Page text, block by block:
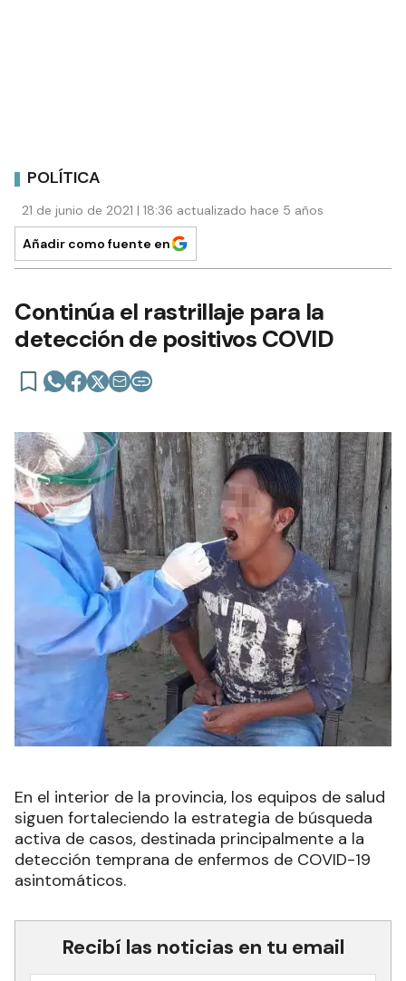
POLÍTICA
21 de junio de 2021 | 18:36 actualizado hace 5 años
Añadir como fuente en
Continúa el rastrillaje para la
detección de positivos COVID
En el interior de la provincia, los equipos de salud
siguen fortaleciendo la estrategia de búsqueda
activa de casos, destinada principalmente a la
detección temprana de enfermos de COVID-19
asintomáticos.
Recibí las noticias en tu email